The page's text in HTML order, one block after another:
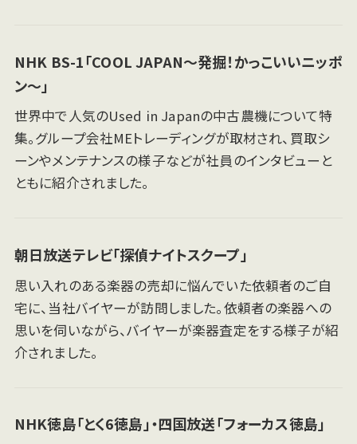
NHK BS-1「COOL JAPAN〜発掘！かっこいいニッポ
ン〜」
世界中で人気のUsed in Japanの中古農機について特
集。グループ会社MEトレーディングが取材され、買取シ
ーンやメンテナンスの様子などが社員のインタビューと
ともに紹介されました。
朝日放送テレビ「探偵ナイトスクープ」
思い入れのある楽器の売却に悩んでいた依頼者のご自
宅に、当社バイヤーが訪問しました。依頼者の楽器への
思いを伺いながら、バイヤーが楽器査定をする様子が紹
介されました。
NHK徳島「とく6徳島」・四国放送「フォーカス徳島」